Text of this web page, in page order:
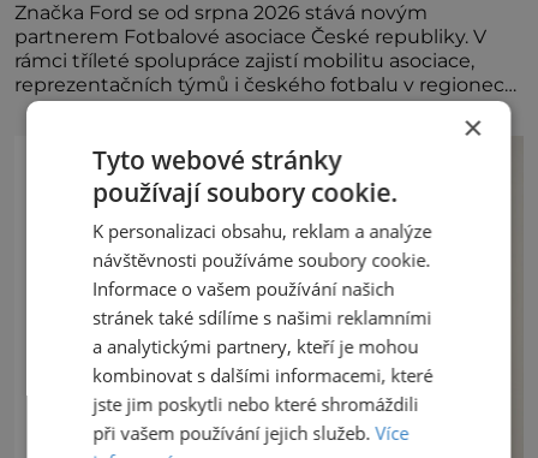
Značka Ford se od srpna 2026 stává novým
partnerem Fotbalové asociace České republiky. V
rámci tříleté spolupráce zajistí mobilitu asociace,
reprezentačních týmů i českého fotbalu v regionech.
Partner
×
Tyto webové stránky
používají soubory cookie.
K personalizaci obsahu, reklam a analýze
návštěvnosti používáme soubory cookie.
Informace o vašem používání našich
stránek také sdílíme s našimi reklamními
a analytickými partnery, kteří je mohou
kombinovat s dalšími informacemi, které
jste jim poskytli nebo které shromáždili
při vašem používání jejich služeb.Více